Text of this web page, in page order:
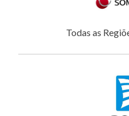
Todas as